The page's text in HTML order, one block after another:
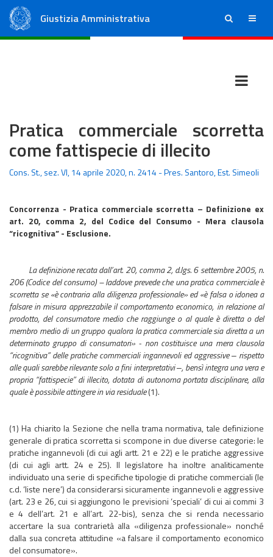
Giustizia Amministrativa ricerca menu
Pratica commerciale scorretta
come fattispecie di illecito
Cons. St., sez. VI, 14 aprile 2020, n. 2414 - Pres. Santoro, Est. Simeoli
Concorrenza - Pratica commerciale scorretta – Definizione ex
art. 20, comma 2, del Codice del Consumo - Mera clausola
“ricognitiva” - Esclusione.
La definizione recata dall’art. 20, comma 2, d.lgs. 6 settembre 2005, n.
206 (Codice del consumo) – laddove prevede che una pratica commerciale è
scorretta se «è contraria alla diligenza professionale» ed «è falsa o idonea a
falsare in misura apprezzabile il comportamento economico, in relazione al
prodotto, del consumatore medio che raggiunge o al quale è diretta o del
membro medio di un gruppo qualora la pratica commerciale sia diretta a un
determinato gruppo di consumatori» - non costituisce una mera clausola
“ricognitiva” delle pratiche commerciali ingannevoli ed aggressive ‒ rispetto
alle quali sarebbe rilevante solo a fini interpretativi ‒, bensì integra una vera e
propria “fattispecie” di illecito, dotata di autonoma portata disciplinare, alla
quale è possibile attingere in via residuale(1).
(1) Ha chiarito la Sezione che nella trama normativa, tale definizione
generale di pratica scorretta si scompone in due diverse categorie: le
pratiche ingannevoli (di cui agli artt. 21 e 22) e le pratiche aggressive
(di cui agli artt. 24 e 25). Il legislatore ha inoltre analiticamente
individuato una serie di specifiche tipologie di pratiche commerciali (le
c.d. ‘liste nere’) da considerarsi sicuramente ingannevoli e aggressive
(art. 23 e 26, cui si aggiungono le previsioni ‘speciali’ di cui ai commi 3
e 4 dell’art. 21 e all’art. 22-bis), senza che si renda necessario
accertare la sua contrarietà alla «diligenza professionale» nonché
dalla sua concreta attitudine «a falsare il comportamento economico
del consumatore».